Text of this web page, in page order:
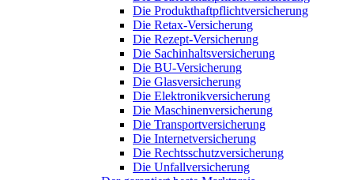
Die Produkthaftpflichtversicherung
Die Retax-Versicherung
Die Rezept-Versicherung
Die Sachinhaltsversicherung
Die BU-Versicherung
Die Glasversicherung
Die Elektronikversicherung
Die Maschinenversicherung
Die Transportversicherung
Die Internetversicherung
Die Rechtsschutzversicherung
Die Unfallversicherung